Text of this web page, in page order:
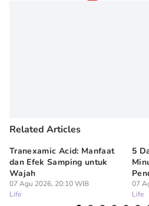
Related Articles
Tranexamic Acid: Manfaat
dan Efek Samping untuk
Wajah
07 Agu 2026, 20:10 WIB
Life
5
07
Life